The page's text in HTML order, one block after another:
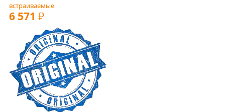
встраиваемые
6 571 РУБ